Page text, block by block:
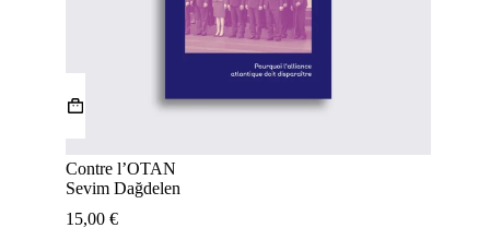
Contre l’OTAN
Sevim Dağdelen
15,00 €